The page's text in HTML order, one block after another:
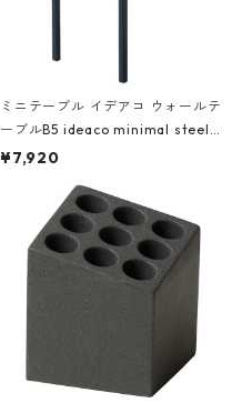
ミニテーブル イデアコ ウォールテ
ーブルB5 ideaco minimal steel f
urniture WALL Table B5 ネイビー
¥7,920